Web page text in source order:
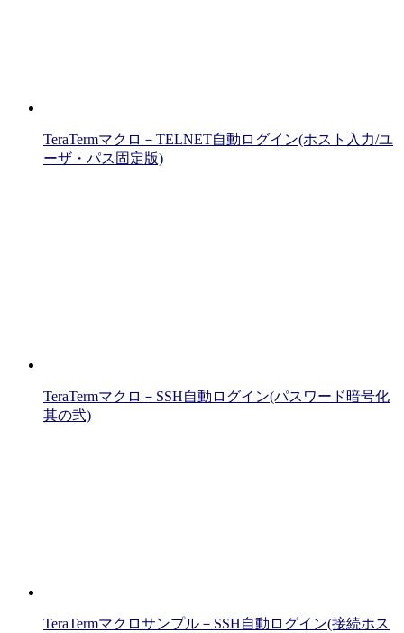
TeraTermマクロ－TELNET自動ログイン(ホスト入力/ユ
ーザ・パス固定版)
TeraTermマクロ－SSH自動ログイン(パスワード暗号化
其の弐)
TeraTermマクロサンプル－SSH自動ログイン(接続ホス